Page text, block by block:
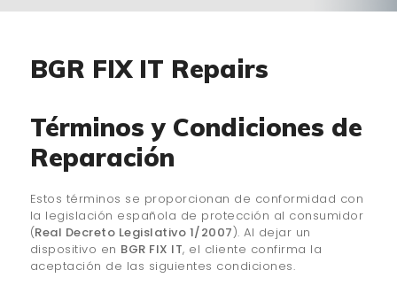
🔒 POLÍTICA DE
PRIVACIDAD
BGR FIX IT Repairs
Términos y Condiciones de
Reparación
Estos términos se proporcionan de conformidad con
la legislación española de protección al consumidor
(Real Decreto Legislativo 1/2007). Al dejar un
dispositivo en BGR FIX IT, el cliente confirma la
aceptación de las siguientes condiciones.